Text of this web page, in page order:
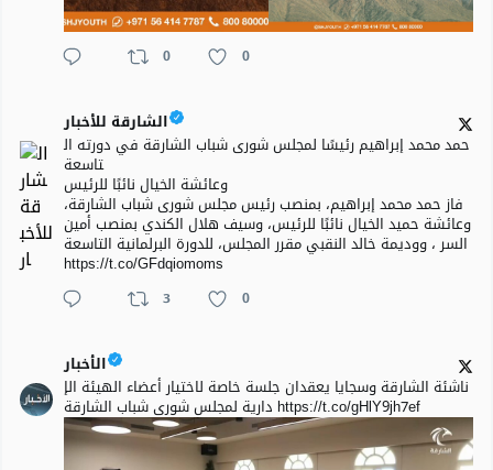
0 0
الشارقة للأخبار
حمد محمد إبراهيم رئيسًا لمجلس شورى شباب الشارقة في دورته ال
تاسعة
وعائشة الخيال نائبًا للرئيس
فاز حمد محمد إبراهيم، بمنصب رئيس مجلس شورى شباب الشارقة،
وعائشة حميد الخيال نائبًا للرئيس، وسيف هلال الكندي بمنصب أمين
السر ، ووديمة خالد النقبي مقرر المجلس، للدورة البرلمانية التاسعة
https://t.co/GFdqiomoms
3 0
الأخبار
ناشئة الشارقة وسجايا يعقدان جلسة خاصة لاختيار أعضاء الهيئة الإ
دارية لمجلس شورى شباب الشارقة https://t.co/gHlY9jh7ef